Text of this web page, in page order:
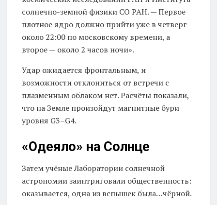
солнечно-земной физики СО РАН. — Первое
плотное ядро должно прийти уже в четверг
около 22:00 по московскому времени, а
второе — около 2 часов ночи».
Удар ожидается фронтальным, и
возможности отклониться от встречи с
плазменным облаком нет. Расчёты показали,
что на Земле произойдут магнитные бури
уровня G3–G4.
«Одеяло» на Солнце
Затем учёные Лаборатории солнечной
астрономии заинтриговали общественность:
оказывается, одна из вспышек была…чёрной.